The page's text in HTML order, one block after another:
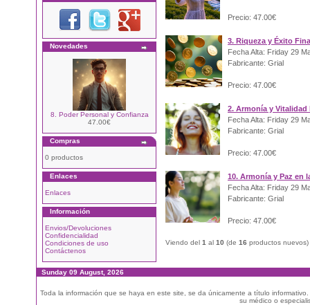
Novedades
8. Poder Personal y Confianza
47.00€
Compras
0 productos
Enlaces
Enlaces
Información
Envios/Devoluciones
Confidencialidad
Condiciones de uso
Contáctenos
Precio: 47.00€
3. Riqueza y Éxito
Fecha Alta: Friday 29
Fabricante: Grial
Precio: 47.00€
2. Armonía y Vitalidad
Fecha Alta: Friday 29
Fabricante: Grial
Precio: 47.00€
10. Armonía y Paz en
Fecha Alta: Friday 29
Fabricante: Grial
Precio: 47.00€
Viendo del 1 al 10 (de 16 productos nuevos)
Sunday 09 August, 2026
Toda la información que se haya en este site, se da únicamente a título
su médico o